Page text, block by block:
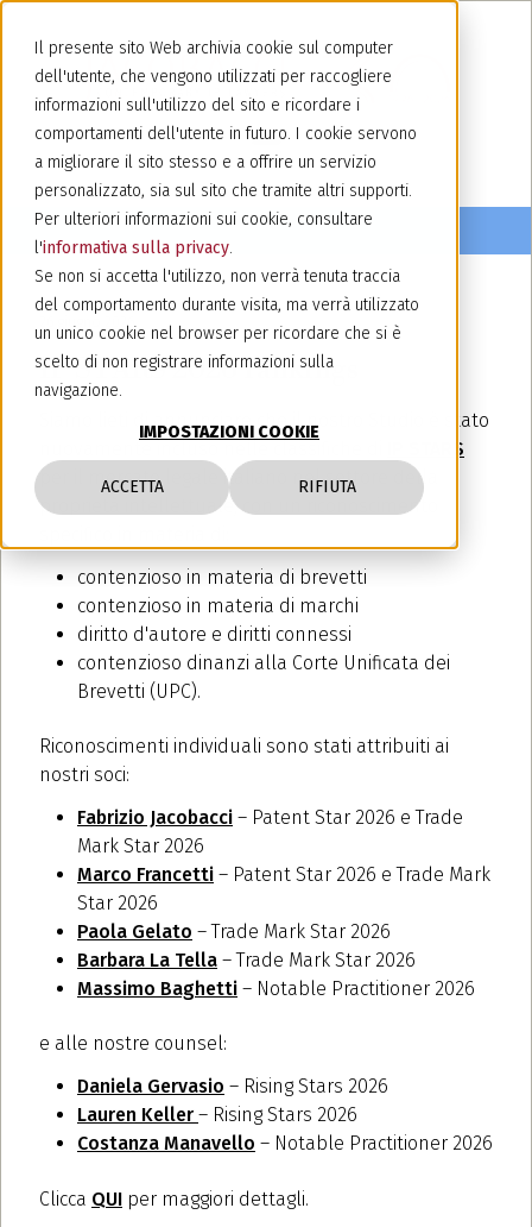
Il presente sito Web archivia cookie sul computer
dell'utente, che vengono utilizzati per raccogliere
informazioni sull'utilizzo del sito e ricordare i
comportamenti dell'utente in futuro. I cookie servono
a migliorare il sito stesso e a offrire un servizio
personalizzato, sia sul sito che tramite altri supporti.
Per ulteriori informazioni sui cookie, consultare
l'informativa sulla privacy.
Se non si accetta l'utilizzo, non verrà tenuta traccia
del comportamento durante visita, ma verrà utilizzato
un unico cookie nel browser per ricordare che si è
scelto di non registrare informazioni sulla
navigazione.
IMPOSTAZIONI COOKIE
ACCETTA RIFIUTA
26 giugno 2026
IP STARS 2026 rankings
Siamo lieti di annunciare che il nostro Studio è stato
IP STARS
per il mercato legale italiano nel settore della
proprietà intellettuale, con un riconoscimento
contenzioso in materia di brevetti
contenzioso in materia di marchi
diritto d'autore e diritti connessi
contenzioso dinanzi alla Corte Unificata dei
Brevetti (UPC).
Riconoscimenti individuali sono stati attribuiti ai
nostri soci:
Fabrizio Jacobacci – Patent Star 2026 e Trade
Mark Star 2026
Marco Francetti – Patent Star 2026 e Trade Mark
Star 2026
Paola Gelato – Trade Mark Star 2026
Barbara La Tella – Trade Mark Star 2026
Massimo Baghetti – Notable Practitioner 2026
e alle nostre counsel:
Daniela Gervasio – Rising Stars 2026
Lauren Keller – Rising Stars 2026
Costanza Manavello – Notable Practitioner 2026
Clicca QUI per maggiori dettagli.